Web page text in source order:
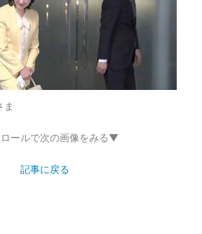
ま
ールで次の画像をみる▼
記事に戻る